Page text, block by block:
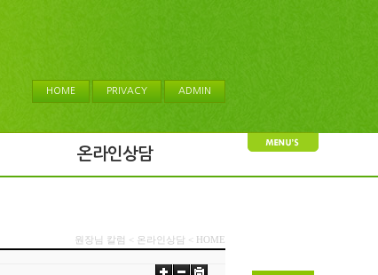
HOME PRIVACY ADMIN
온라인상담
원장님 칼럼 < 온라인상담 < HOME